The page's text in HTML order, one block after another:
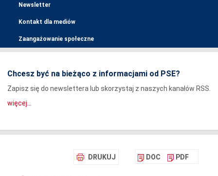
Newsletter
Kontakt dla mediów
Zaangażowanie społeczne
Chcesz być na bieżąco z informacjami od PSE?
Zapisz się do newslettera lub skorzystaj z naszych kanałów RSS.
więcej...
DRUKUJ DOC PDF